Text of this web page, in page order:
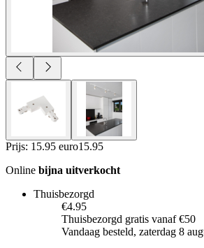
Prijs: 15.95 euro15.95
Online bijna uitverkocht
Thuisbezorgd
€4.95
Thuisbezorgd gratis vanaf €50
Vandaag besteld, zaterdag 8